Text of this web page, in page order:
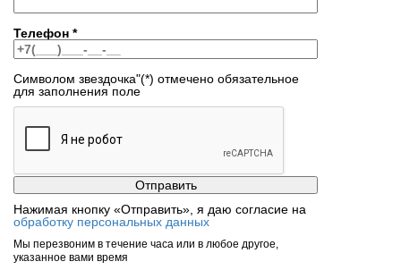
Телефон *
Символом звездочка"(*) отмечено обязательное
для заполнения поле
Нажимая кнопку «Отправить», я даю согласие на
обработку персональных данных
Мы перезвоним в течение часа или в любое другое,
указанное вами время